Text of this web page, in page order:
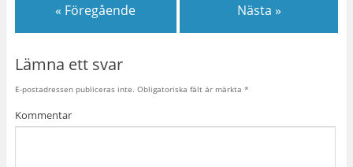
« Föregående Nästa »
Lämna ett svar
E-postadressen publiceras inte. Obligatoriska fält är märkta *
Kommentar